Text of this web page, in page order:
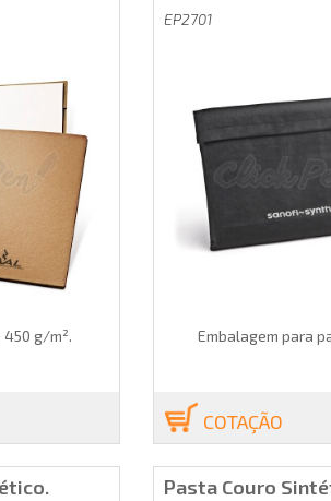
g/m².
EP2701
Embalagem para
COTAÇÃO
Pasta Couro